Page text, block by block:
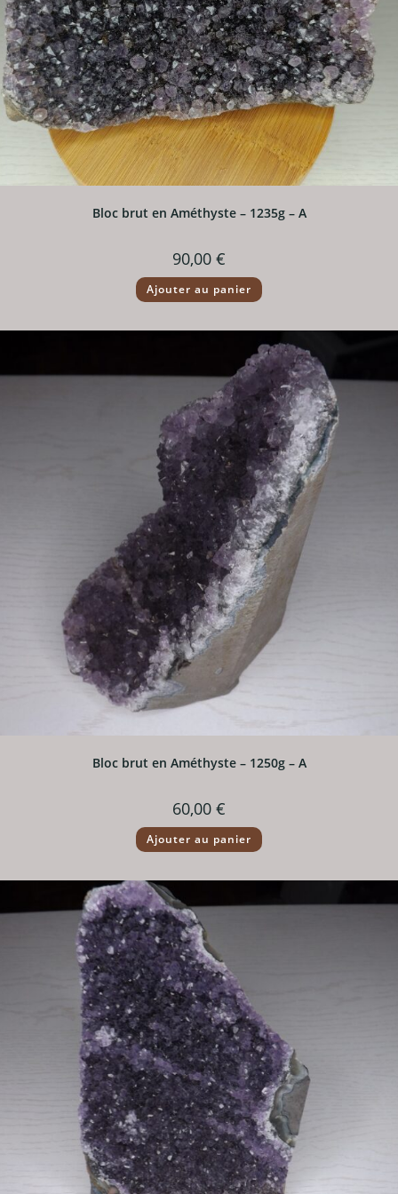
Bloc brut en Améthyste – 1235g – A
90,00 €
Ajouter au panier
Bloc brut en Améthyste – 1250g – A
60,00 €
Ajouter au panier